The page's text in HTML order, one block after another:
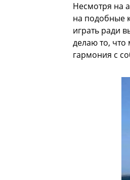
Несмотря на
на подобные
играть ради
делаю то, что
гармония с